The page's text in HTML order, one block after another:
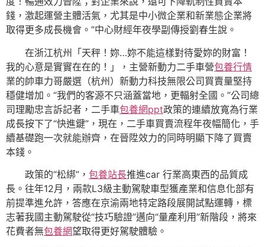
錢，激起運營主體活氣，尤其是中小微企業和新業態企業將
取得更多成長機會。”中心財經年夜學副傳授劉春生說。
在浙江杭州「天秤！妳…妳不能這樣對待愛妳的財富！
我的心意是實實在在的！」，主營新動力二手車營包養行情
業的帥車力哥嚴選（杭州）新動力科技無限公司買賣量堅持
穩健增加。“我們的客源不只涵蓋當地，更輻射全國。”公司總
司理勵忠言訴記者，二手車包養網ppt政策的連續放寬為行業
成長按下了“快進鍵”，現在，二手車買賣流程年夜幅簡化，手
續基礎跑一次就能辦齊，在晉陞效力的同時明顯下降了買賣
本錢。
政策的“松綁”， 包養站長推進car 行業高東西的品質成
長。往年12月，兩款L3級主動駕駛車型獲產業和信息化部有
前提準進允許，答應在京渝兩地特定路段展開試點運轉，標
志著我國主動駕駛從“技巧驗證”邁向“量產利用”新階段，將來
花費者無包養網望取得更好駕駛體驗。